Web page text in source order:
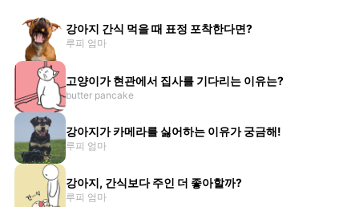
강아지 간식 먹을 때 표정 포착한다면?
루피 엄마
고양이가 현관에서 집사를 기다리는 이유는?
butter pancake
강아지가 카메라를 싫어하는 이유가 궁금해!
루피 엄마
강아지, 간식보다 주인 더 좋아할까?
루피 엄마